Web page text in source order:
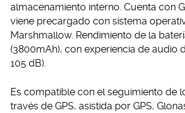
almacenamiento interno. Cuenta con
viene precargado con sistema
Marshmallow. Rendimiento de la
(3800mAh), con experiencia de audio
105 dB).
Es compatible con el seguimiento de
través de GPS, asistida por GPS,